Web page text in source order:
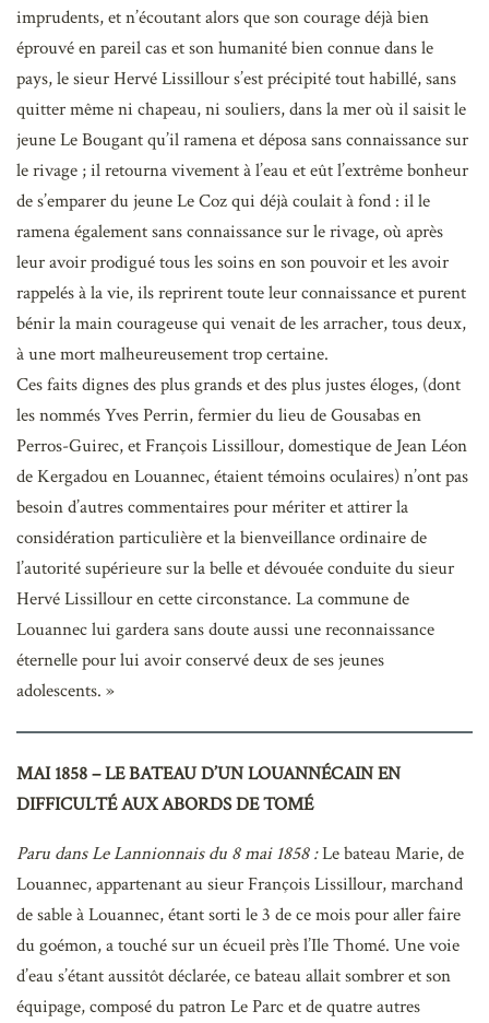
imprudents, et n’écoutant alors que son courage déjà bien
éprouvé en pareil cas et son humanité bien connue dans le
pays, le sieur Hervé Lissillour s’est précipité tout habillé, sans
quitter même ni chapeau, ni souliers, dans la mer où il saisit le
jeune Le Bougant qu’il ramena et déposa sans connaissance sur
le rivage ; il retourna vivement à l’eau et eût l’extrême bonheur
de s’emparer du jeune Le Coz qui déjà coulait à fond : il le
ramena également sans connaissance sur le rivage, où après
leur avoir prodigué tous les soins en son pouvoir et les avoir
rappelés à la vie, ils reprirent toute leur connaissance et purent
bénir la main courageuse qui venait de les arracher, tous deux,
à une mort malheureusement trop certaine.
Ces faits dignes des plus grands et des plus justes éloges, (dont
les nommés Yves Perrin, fermier du lieu de Gousabas en
Perros-Guirec, et François Lissillour, domestique de Jean Léon
de Kergadou en Louannec, étaient témoins oculaires) n’ont pas
besoin d’autres commentaires pour mériter et attirer la
considération particulière et la bienveillance ordinaire de
l’autorité supérieure sur la belle et dévouée conduite du sieur
Hervé Lissillour en cette circonstance. La commune de
Louannec lui gardera sans doute aussi une reconnaissance
éternelle pour lui avoir conservé deux de ses jeunes
adolescents. »
MAI 1858 – LE BATEAU D’UN LOUANNÉCAIN EN
DIFFICULTÉ AUX ABORDS DE TOMÉ
Paru dans Le Lannionnais du 8 mai 1858 :Le bateau Marie, de
Louannec, appartenant au sieur François Lissillour, marchand
de sable à Louannec, étant sorti le 3 de ce mois pour aller faire
du goémon, a touché sur un écueil près l’Ile Thomé. Une voie
d’eau s’étant aussitôt déclarée, ce bateau allait sombrer et son
équipage, composé du patron Le Parc et de quatre autres